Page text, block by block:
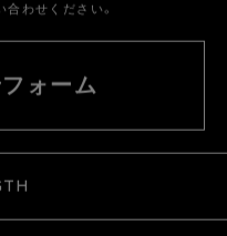
わせください。
ォーム